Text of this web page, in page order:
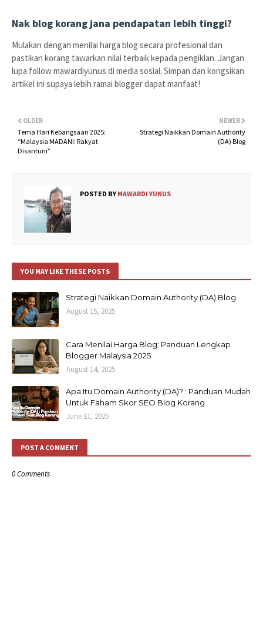
Nak blog korang jana pendapatan lebih tinggi?
Mulakan dengan menilai harga blog secara profesional dan
pastikan korang tawarkan nilai terbaik kepada pengiklan. Jangan
lupa follow mawardiyunus di media sosial. Simpan dan kongsikan
artikel ini supaya lebih ramai blogger dapat manfaat!
NEWER
Strategi Naikkan Domain Authority
(DA) Blog
OLDER
Tema Hari Kebangsaan 2025:
“Malaysia MADANI: Rakyat
Disantuni”
POSTED BY MAWARDI YUNUS
YOU MAY LIKE THESE POSTS
Strategi Naikkan Domain Authority (DA) Blog
August 15, 2025
Cara Menilai Harga Blog: Panduan Lengkap
Blogger Malaysia 2025
August 14, 2025
Apa Itu Domain Authority (DA)? : Panduan Mudah
Untuk Faham Skor SEO Blog Korang
June 11, 2025
POST A COMMENT
0 Comments